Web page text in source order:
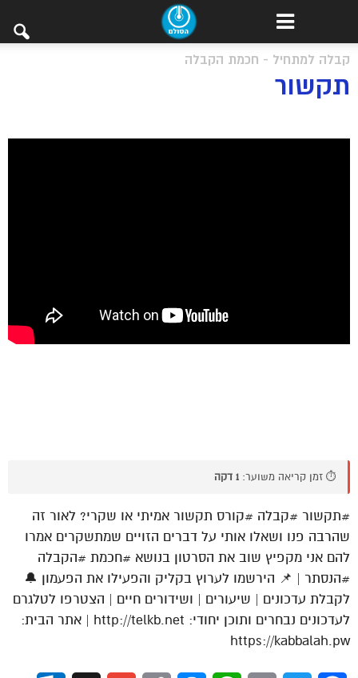
קבלה למתחיל - חכמת הקבלה
תקשור
⏱️ זמן קריאה משוער: 1 דקה
#תקשור #קבלה #קורס תקשור אמיתי או שקרי? לאור זה
שהרבה פנו ושאלו אותי על דברים הזויים שמתשקרים אמרו
להם אני מקפיץ שוב את הסרטון בנושא #חכמת #הקבלה
#הנסתר | 📌 הירשמו לערוץ בקליק והפעילו את הפעמון 🔔
לקבלת עדכונים | שיעורים | ושידורים חיים | הצטרפו לטלגרם
לעדכונים נבחרים ותוכן יחודי: http://telkb.net | אתר הבית:
https://kabbalah.pw